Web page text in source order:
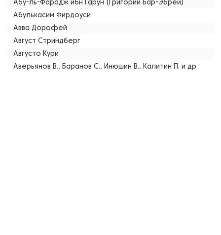
Абу-ль-Фарадж ибн Гарун (Григорий Бар-Эбрей)
Абулькасим Фирдоуси
Авва Дорофей
Август Стриндберг
Августо Кури
Аверьянов В., Баранов С., Инюшин В., Калитин П. и др.